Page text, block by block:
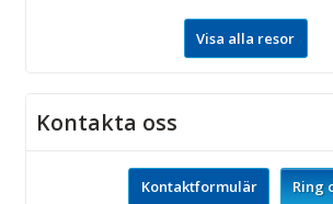
Visa alla resor
Kontakta oss
Kontaktformulär Ring